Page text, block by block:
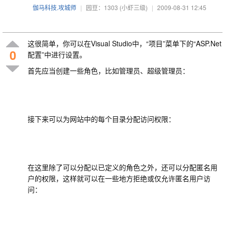
伽马科技.攻城师 | 园豆：1303 (小虾三级) | 2009-08-31 12:45
0
这很简单，你可以在Visual Studio中，“项目”菜单下的“ASP.Net
配置”中进行设置。
首先应当创建一些角色，比如管理员、超级管理员：
接下来可以为网站中的每个目录分配访问权限：
在这里除了可以分配以已定义的角色之外，还可以分配匿名用
户的权限，这样就可以在一些地方拒绝或仅允许匿名用户访
问：